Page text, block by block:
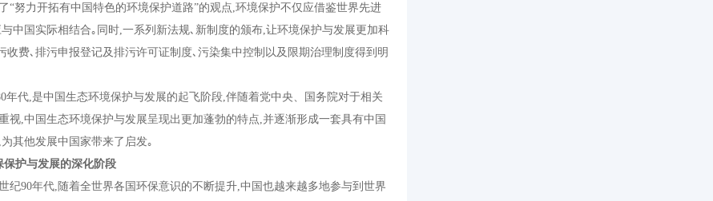
“努力开拓有中国特色的环境保护道路”的观点 ,环境保护不仅应借鉴世界先进
与中国实际相结合｡同时 ,一系列新法规､新制度的颁布 ,让环境保护与发展更加科
收费､排污申报登记及排污许可证制度､污染集中控制以及限期治理制度得到明
年代 ,是中国生态环境保护与发展的起飞阶段 ,伴随着党中央、国务院对于相关
视 ,中国生态环境保护与发展呈现出更加蓬勃的特点 并逐渐形成一套具有中国
为其他发展中国家带来了启发｡
护与发展的深化阶段
纪90年代 随着全世界各国环保意识的不断提升 ,中国也越来越多地参与到世界